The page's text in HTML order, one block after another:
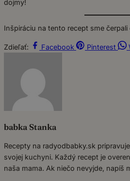
dojmy!
Inšpiráciu na tento recept sme čerpali
Zdieľať: Facebook Pinterest
babka Stanka
Recepty na radyodbabky.sk
svojej kuchyni. Každý recept je
naša mama. Ak niečo nevyjde, napíš